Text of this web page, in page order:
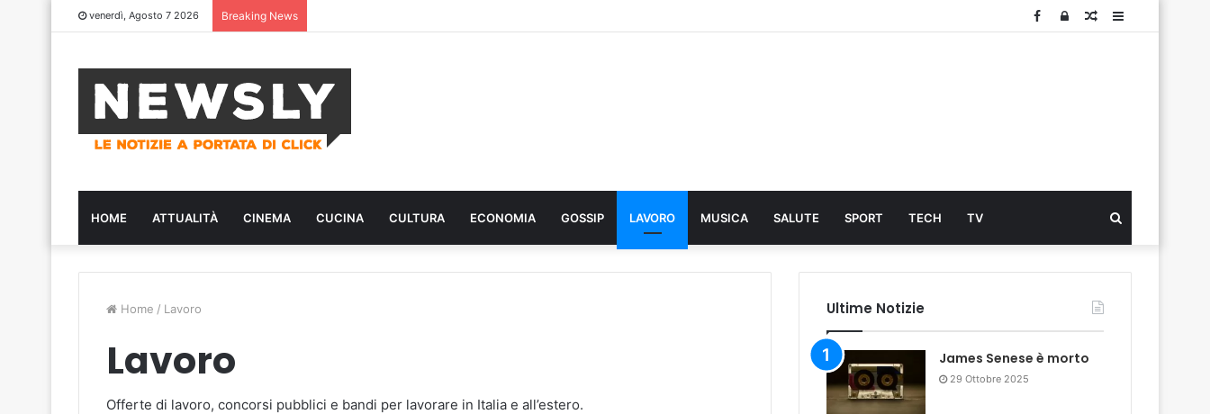
venerdì, Agosto 7 2026 Breaking News Sidebar
Articolo
Log
Facebook
HOME ATTUALITÀ CINEMA CUCINA CULTURA ECONOMIA GOSSIP LAVORO MUSICA SALUTE SPORT TECH TV
...
Home / Lavoro
Lavoro
Offerte di lavoro, concorsi pubblici e bandi per lavorare in Italia e all’estero.
Ultime Notizie
James Senese è morto
29 Ottobre 2025